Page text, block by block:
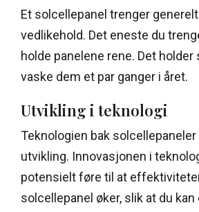
Et solcellepanel trenger
vedlikehold. Det eneste du
holde panelene rene. Det holder
vaske dem et par ganger i året.
Utvikling i teknologi
Teknologien bak
utvikling. Innovasjonen i
potensielt føre til at
solcellepanel øker, slik at du kan